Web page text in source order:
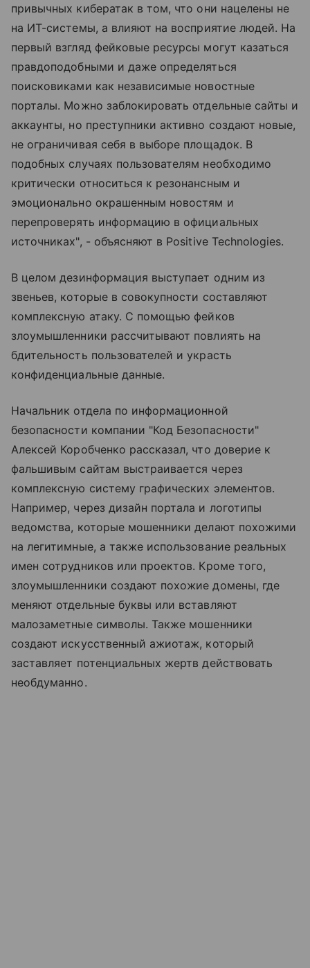
привычных кибератак в том, что они нацелены не
на ИТ-системы, а влияют на восприятие людей. На
первый взгляд фейковые ресурсы могут казаться
правдоподобными и даже определяться
поисковиками как независимые новостные
порталы. Можно заблокировать отдельные сайты и
аккаунты, но преступники активно создают новые,
не ограничивая себя в выборе площадок. В
подобных случаях пользователям необходимо
критически относиться к резонансным и
эмоционально окрашенным новостям и
перепроверять информацию в официальных
источниках", - объясняют в Positive Technologies.
В целом дезинформация выступает одним из
звеньев, которые в совокупности составляют
комплексную атаку. С помощью фейков
злоумышленники рассчитывают повлиять на
бдительность пользователей и украсть
конфиденциальные данные.
Начальник отдела по информационной
безопасности компании "Код Безопасности"
Алексей Коробченко рассказал, что доверие к
фальшивым сайтам выстраивается через
комплексную систему графических элементов.
Например, через дизайн портала и логотипы
ведомства, которые мошенники делают похожими
на легитимные, а также использование реальных
имен сотрудников или проектов. Кроме того,
злоумышленники создают похожие домены, где
меняют отдельные буквы или вставляют
малозаметные символы. Также мошенники
создают искусственный ажиотаж, который
заставляет потенциальных жертв действовать
необдуманно.